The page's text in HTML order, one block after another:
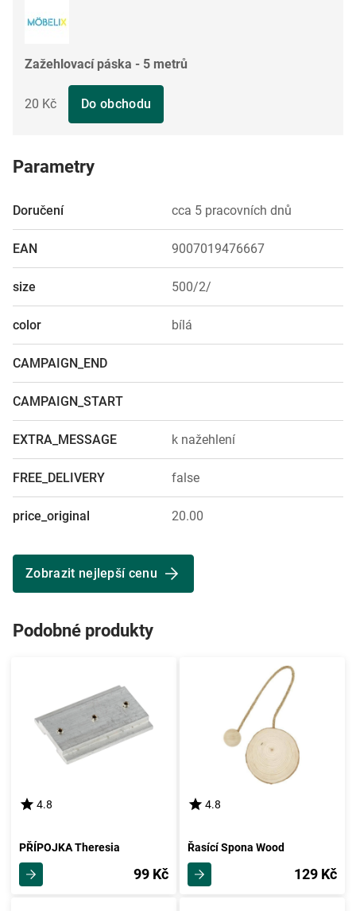
Zažehlovací páska - 5 metrů
20 Kč Do obchodu
Parametry
Doručení cca 5 pracovních dnů
EAN 9007019476667
size 500/2/
color bílá
CAMPAIGN_END
CAMPAIGN_START
EXTRA_MESSAGE k nažehlení
FREE_DELIVERY false
price_original 20.00
Zobrazit nejlepší cenu
Podobné produkty
4.8
PŘÍPOJKA Theresia
99 Kč
4.8
Řasící Spona Wood
129 Kč